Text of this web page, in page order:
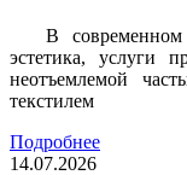
В
эстетика, услуги
неотъемлемой
текстилем
Подробнее
14.07.2026